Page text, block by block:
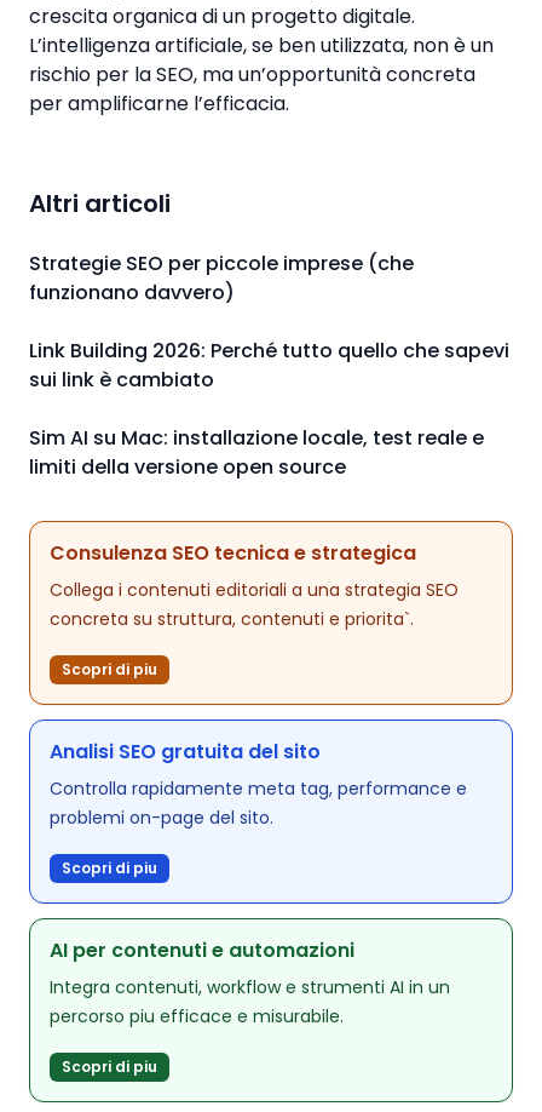
crescita organica di un progetto digitale.
L’intelligenza artificiale, se ben utilizzata, non è un
rischio per la SEO, ma un’opportunità concreta
per amplificarne l’efficacia.
Altri articoli
Strategie SEO per piccole imprese (che
funzionano davvero)
Link Building 2026: Perché tutto quello che sapevi
sui link è cambiato
Sim AI su Mac: installazione locale, test reale e
limiti della versione open source
Consulenza SEO tecnica e strategica
Collega i contenuti editoriali a una strategia SEO
concreta su struttura, contenuti e priorita`.
Scopri di piu
Analisi SEO gratuita del sito
Controlla rapidamente meta tag, performance e
problemi on-page del sito.
Scopri di piu
AI per contenuti e automazioni
Integra contenuti, workflow e strumenti AI in un
percorso piu efficace e misurabile.
Scopri di piu